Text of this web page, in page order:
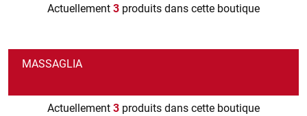
Actuellement 3 produits dans cette boutique
MASSAGLIA
Actuellement 3 produits dans cette boutique